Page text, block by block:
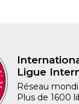
Ligue
Réseau
Plus de 1600